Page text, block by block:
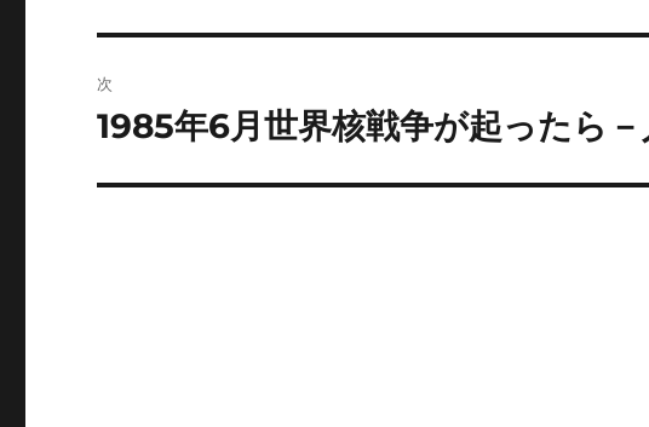
ゲ
投
稿:
次
次
投
1985年6月世界核戦争が起ったら